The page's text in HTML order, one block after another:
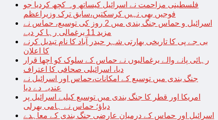
فلسطینی مزاحمت نے اسرائیل کیساتھ وہ کچھ کردیا جو
فوجیں بھی نہیں کرسکتیں،سابق ترک وزیراعظم
اسرائیل و حماس جنگ بندی میں 2 روز کی توسیع، حماس نے
مزید 11 یرغمالی رہا کر دیے
بی جے پی کا تاریخی بھارتی شہر حیدر آباد کا نام تبدیل کرنے
کا اعلان
رہائی پانے والے یرغمالیوں نے حماس کے سلوک کو اچھا قرار
دیا، اسرائیلی صحافی کا اعتراف
جنگ بندی میں توسیع کے امکانات،حماس اور اسرائیل نے
عندیہ دے دیا
امریکا اور قطر کا جنگ بندی میں توسیع کیلیے اسرائیل پر
دباؤ؛ حماس نے ہامی بھرلی
اسرائیل اور حماس کے درمیان عارضی جنگ بندی کے معاہدے